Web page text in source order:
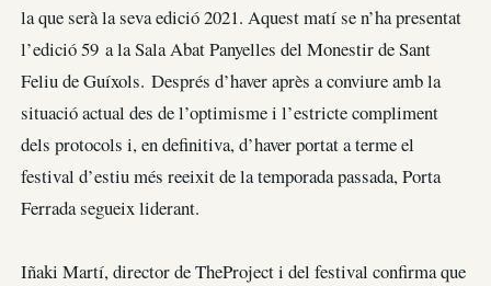
la que serà la seva edició 2021. Aquest matí se n’ha presentat
l’edició 59 a la Sala Abat Panyelles del Monestir de Sant
Feliu de Guíxols. Després d’haver après a conviure amb la
situació actual des de l’optimisme i l’estricte compliment
dels protocols i, en definitiva, d’haver portat a terme el
festival d’estiu més reeixit de la temporada passada, Porta
Ferrada segueix liderant.
Iñaki Martí, director de TheProject i del festival confirma que